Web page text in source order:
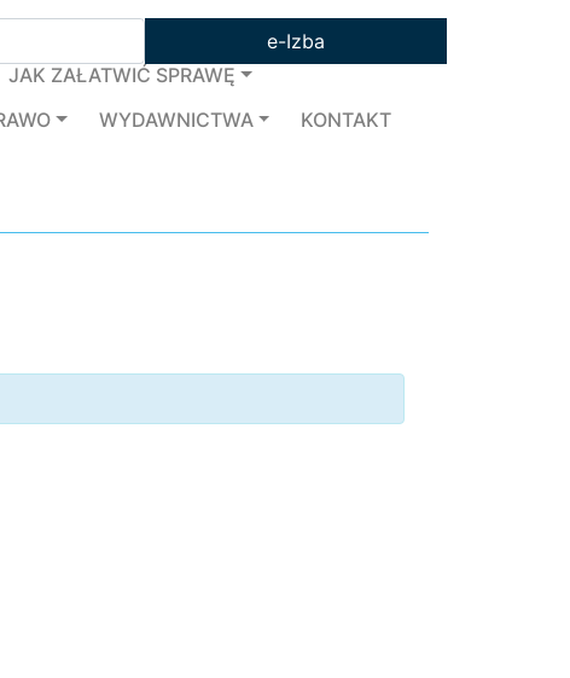
e-Izba
JAK ZAŁATWIĆ SPRAWĘ
WYDAWNICTWA KONTAKT